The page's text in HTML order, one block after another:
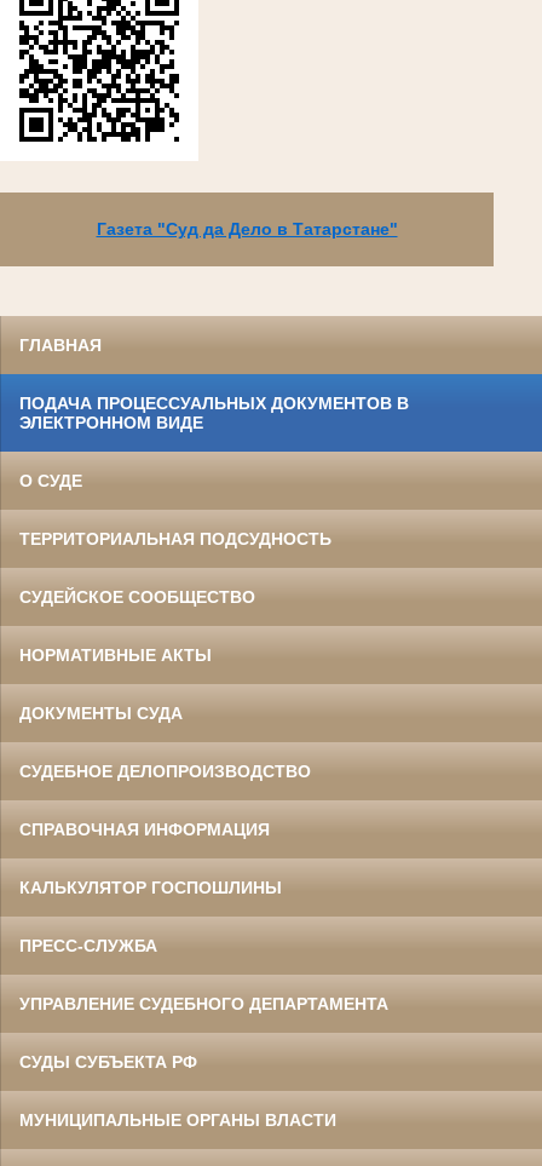
Газета "Суд да Дело в Татарстане"
ГЛАВНАЯ
ПОДАЧА ПРОЦЕССУАЛЬНЫХ ДОКУМЕНТОВ В
ЭЛЕКТРОННОМ ВИДЕ
О СУДЕ
ТЕРРИТОРИАЛЬНАЯ ПОДСУДНОСТЬ
СУДЕЙСКОЕ СООБЩЕСТВО
НОРМАТИВНЫЕ АКТЫ
ДОКУМЕНТЫ СУДА
СУДЕБНОЕ ДЕЛОПРОИЗВОДСТВО
СПРАВОЧНАЯ ИНФОРМАЦИЯ
КАЛЬКУЛЯТОР ГОСПОШЛИНЫ
ПРЕСС-СЛУЖБА
УПРАВЛЕНИЕ СУДЕБНОГО ДЕПАРТАМЕНТА
СУДЫ СУБЪЕКТА РФ
МУНИЦИПАЛЬНЫЕ ОРГАНЫ ВЛАСТИ